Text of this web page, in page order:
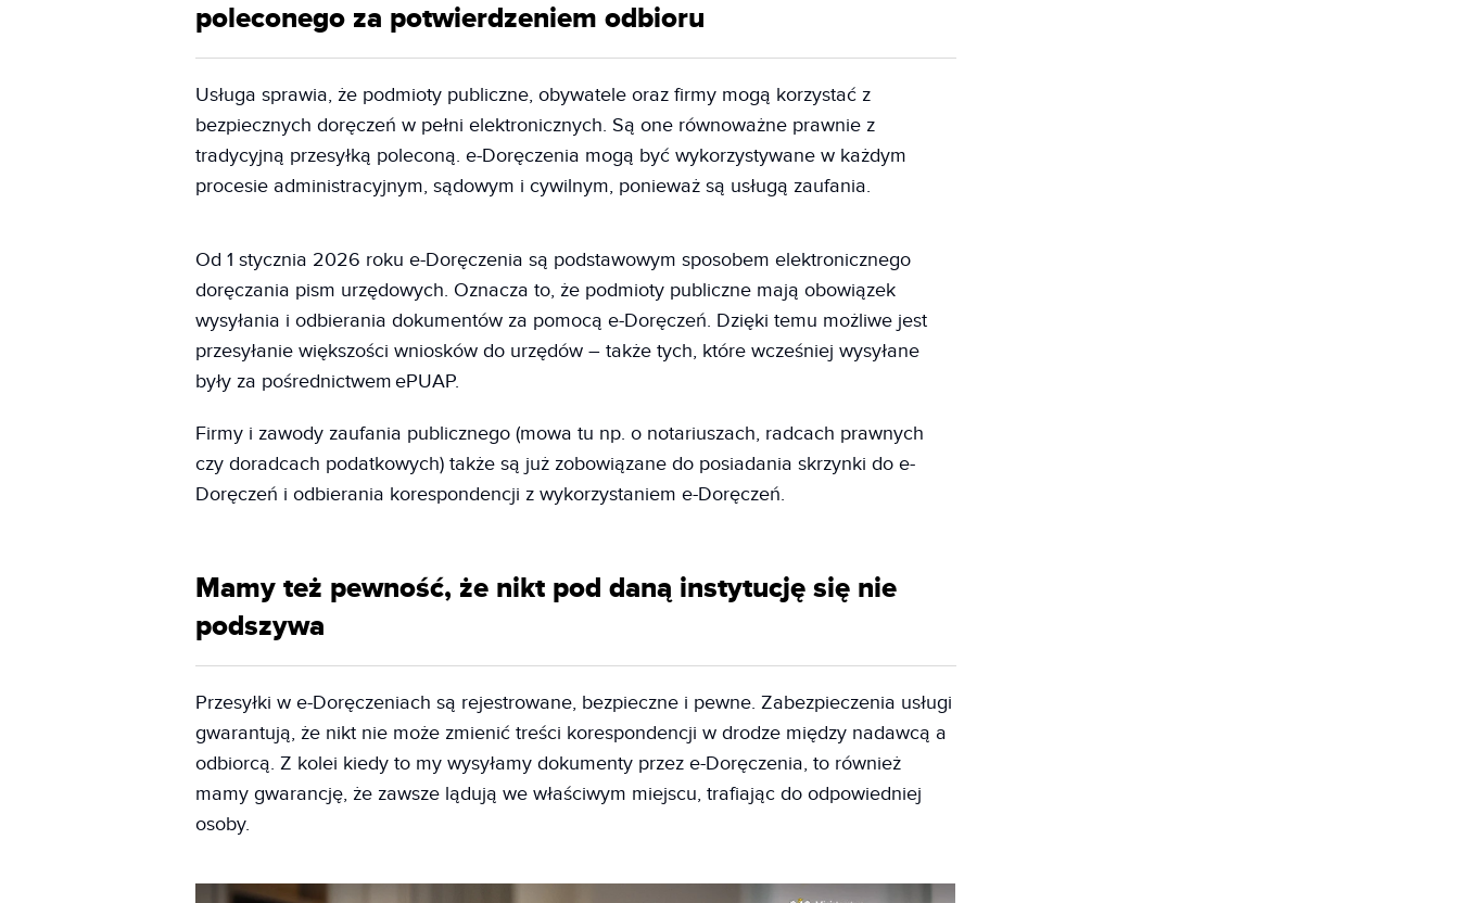
poleconego za potwierdzeniem odbioru
Usługa sprawia, że podmioty publiczne, obywatele oraz firmy mogą korzystać z
bezpiecznych doręczeń w pełni elektronicznych. Są one równoważne prawnie z
tradycyjną przesyłką poleconą. e-Doręczenia mogą być wykorzystywane w każdym
procesie administracyjnym, sądowym i cywilnym, ponieważ są usługą zaufania.
Od 1 stycznia 2026 roku e-Doręczenia są podstawowym sposobem elektronicznego
doręczania pism urzędowych. Oznacza to, że podmioty publiczne mają obowiązek
wysyłania i odbierania dokumentów za pomocą e-Doręczeń. Dzięki temu możliwe jest
przesyłanie większości wniosków do urzędów – także tych, które wcześniej wysyłane
były za pośrednictwem ePUAP.
Firmy i zawody zaufania publicznego (mowa tu np. o notariuszach, radcach prawnych
czy doradcach podatkowych) także są już zobowiązane do posiadania skrzynki do e-
Doręczeń i odbierania korespondencji z wykorzystaniem e-Doręczeń.
Mamy też pewność, że nikt pod daną instytucję się nie
podszywa
Przesyłki w e-Doręczeniach są rejestrowane, bezpieczne i pewne. Zabezpieczenia usługi
gwarantują, że nikt nie może zmienić treści korespondencji w drodze między nadawcą a
odbiorcą. Z kolei kiedy to my wysyłamy dokumenty przez e-Doręczenia, to również
mamy gwarancję, że zawsze lądują we właściwym miejscu, trafiając do odpowiedniej
osoby.